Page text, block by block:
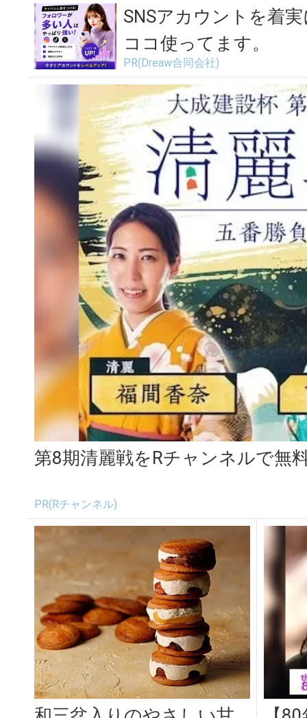
SNSアカウントを着
ココ使ってます。
PR(Dreaw合同会社)
第8期清麗戦をRチャンネルで無
PR(Rチャンネル)